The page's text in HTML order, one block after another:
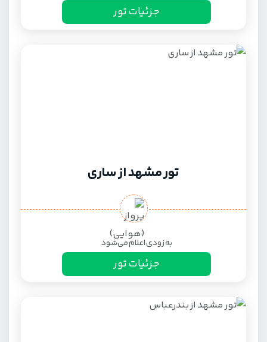
جزئیات تور
تور مشهد از ساری
به زودی اعلام می‌شود
جزئیات تور